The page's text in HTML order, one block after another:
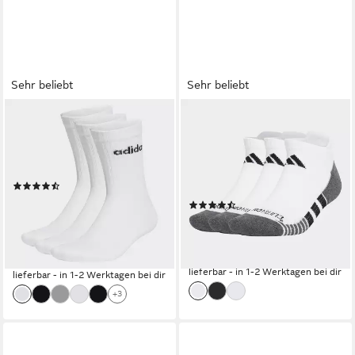
Sehr beliebt
ADIDAS SPORTSWEAR
Sportsocken LINEAR CREW
CUSHIONED, 3 PAAR (3-
(499)
UVP
10,00 €
-10%
lieferbar - in 1-2 Werktagen bei dir
+3
Sehr beliebt
Funktionssocken
PERFORMANCE
CLIMACOOL CUSHIONED
LOW SOCKS 3ER-PACK (3-
Paar)
(122)
ab 11,99 €
(4,00 €/ 1 Paar)
lieferbar - in 1-2 Werktagen bei dir